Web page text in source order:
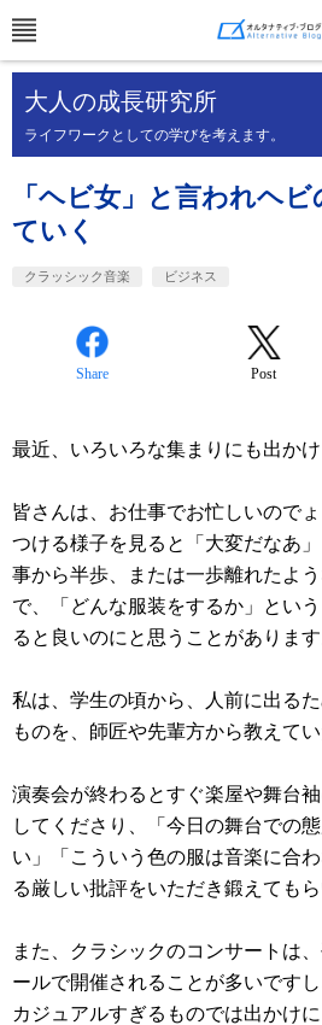
大人の成長研究所
ライフワークとしての学びを考えます。
「ヘビ女」と言われヘ
ていく
クラッシック音楽 ビジネス
Share Post
最近、いろいろな集まりにも出か
皆さんは、お仕事でお忙しいので
つける様子を見ると「大変だなあ
事から半歩、または一歩離れたよ
で、「どんな服装をするか」とい
ると良いのにと思うことがあります
私は、学生の頃から、人前に出る
ものを、師匠や先輩方から教えて
演奏会が終わるとすぐ楽屋や舞台
してくださり、「今日の舞台での
い」「こういう色の服は音楽に合
る厳しい批評をいただき鍛えてもら
また、クラシックのコンサートは
ールで開催されることが多いです
カジュアルすぎるものでは出かけ